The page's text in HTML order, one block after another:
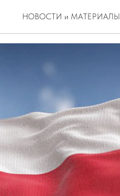
НОВОСТИ и МАТЕРИАЛЫ
добро»